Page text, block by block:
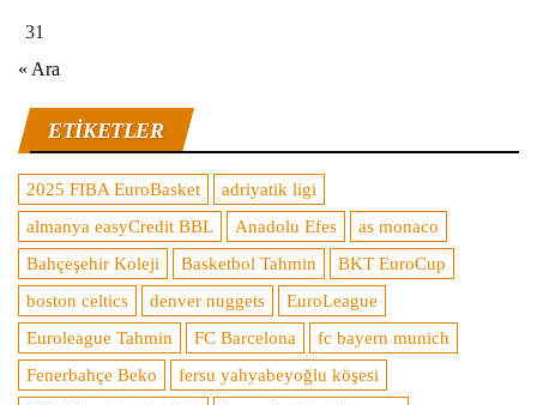
31
« Ara
ETIKETLER
2025 FIBA EuroBasket
adriyatik ligi
almanya easyCredit BBL
Anadolu Efes
as monaco
Bahçeşehir Koleji
Basketbol Tahmin
BKT EuroCup
boston celtics
denver nuggets
EuroLeague
Euroleague Tahmin
FC Barcelona
fc bayern munich
Fenerbahçe Beko
fersu yahyabeyoğlu köşesi